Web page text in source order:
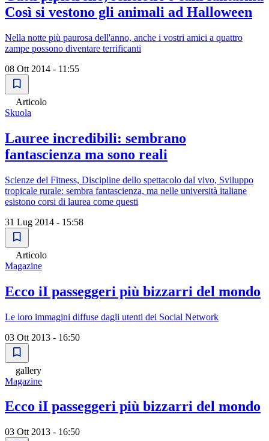
Così si vestono gli animali ad Halloween
Nella notte più paurosa dell'anno, anche i vostri amici a quattro
zampe possono diventare terrificanti
08 Ott 2014 - 11:55
Articolo
Skuola
Lauree incredibili: sembrano
fantascienza ma sono reali
Scienze del Fitness, Discipline dello spettacolo dal vivo, Sviluppo
tropicale rurale: sembra fantascienza, ma nelle università italiane
esistono corsi di laurea come questi
31 Lug 2014 - 15:58
Articolo
Magazine
Ecco iI passeggeri più bizzarri del mondo
Le loro immagini diffuse dagli utenti dei Social Network
03 Ott 2013 - 16:50
gallery
Magazine
Ecco iI passeggeri più bizzarri del mondo
03 Ott 2013 - 16:50